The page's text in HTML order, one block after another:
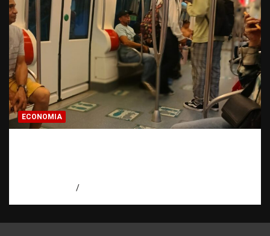
ECONOMIA